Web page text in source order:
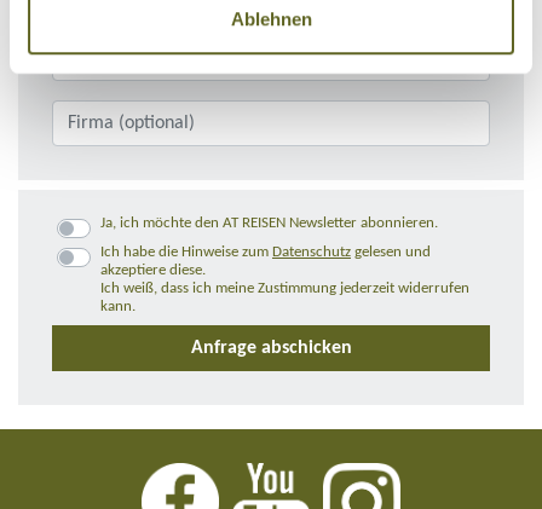
Ablehnen
Ja, ich möchte den AT REISEN Newsletter abonnieren.
Ich habe die Hinweise zum Datenschutz gelesen und
akzeptiere diese.
Ich weiß, dass ich meine Zustimmung jederzeit widerrufen
kann.